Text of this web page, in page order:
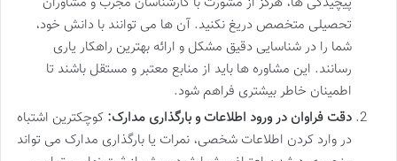
تحصیلی متخصص دریغ نکنید. آن ها می توانند با دانش خود،
شما را در شناسایی دقیق مشکل و ارائه بهترین راهکار یاری
رسانند. این مشاوره ها باید از منابع معتبر و مستقل باشند تا
اطمینان خاطر بیشتری فراهم شود.
دقت فراوان در ورود اطلاعات و بارگذاری مدارک: کوچکترین اشتباه
در وارد کردن اطلاعات شخصی، نمرات یا بارگذاری مدارک می تواند